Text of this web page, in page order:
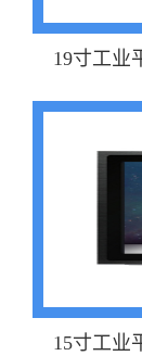
19寸工业
15寸工业